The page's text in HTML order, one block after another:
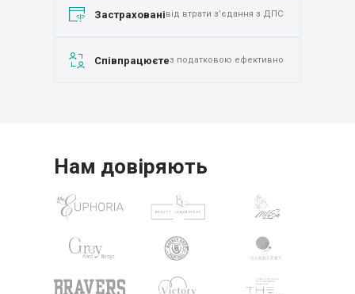
Застрахованівід втрати з’єдання з ДПС
Співпрацюєтез податковою ефективно
Нам довіряють